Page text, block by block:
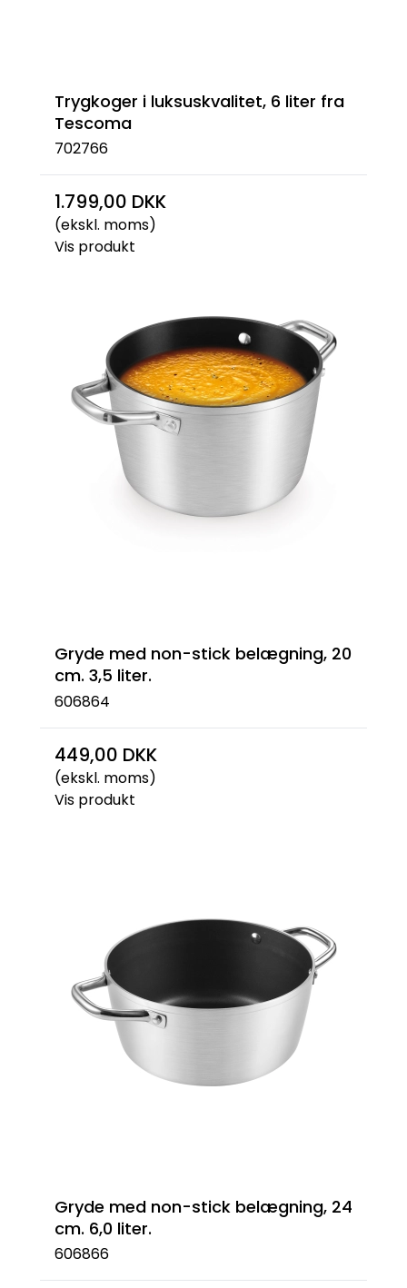
Trygkoger i luksuskvalitet, 6 liter fra
Tescoma
702766
1.799,00 DKK
(ekskl. moms)
Vis produkt
Gryde med non-stick belægning, 20
cm. 3,5 liter.
606864
449,00 DKK
(ekskl. moms)
Vis produkt
Gryde med non-stick belægning, 24
cm. 6,0 liter.
606866